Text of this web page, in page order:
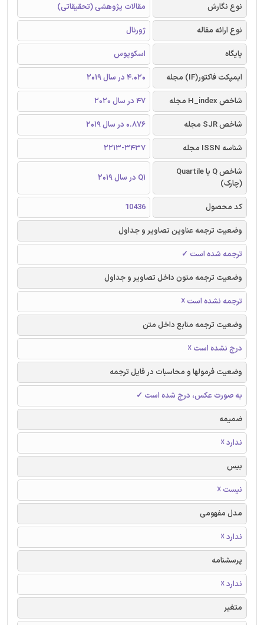
نوع نگارش
مقالات پژوهشی (تحقیقاتی)
نوع ارائه مقاله
ژورنال
پایگاه
اسکوپوس
ایمپکت فاکتور(IF) مجله
4.020 در سال 2019
شاخص H_index مجله
47 در سال 2020
شاخص SJR مجله
0.876 در سال 2019
شناسه ISSN مجله
2213-3437
شاخص Q یا Quartile
(چارک)
Q1 در سال 2019
کد محصول
10436
وضعیت ترجمه عناوین تصاویر و جداول
ترجمه شده است ✓
وضعیت ترجمه متون داخل تصاویر و جداول
ترجمه نشده است ☓
وضعیت ترجمه منابع داخل متن
درج نشده است ☓
وضعیت فرمولها و محاسبات در فایل ترجمه
به صورت عکس، درج شده است ✓
ضمیمه
ندارد ☓
بیس
نیست ☓
مدل مفهومی
ندارد ☓
پرسشنامه
ندارد ☓
متغیر